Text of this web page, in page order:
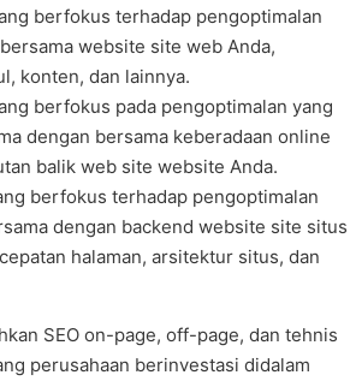
berfokus terhadap pengoptimalan
website site web Anda,
konten, dan lainnya.
berfokus pada pengoptimalan yang
dengan bersama keberadaan online
balik web site website Anda.
berfokus terhadap pengoptimalan
dengan backend website site situs
halaman, arsitektur situs, dan
SEO on-page, off-page, dan tehnis
perusahaan berinvestasi didalam